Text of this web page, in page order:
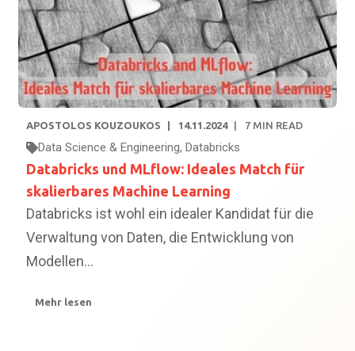
APOSTOLOS KOUZOUKOS 14.11.2024 7 MIN READ
Data Science & Engineering, Databricks
Databricks und MLflow: Ideales Match für
skalierbares Machine Learning
Databricks ist wohl ein idealer Kandidat für die
Verwaltung von Daten, die Entwicklung von
Modellen...
Mehr lesen